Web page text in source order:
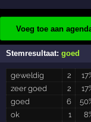
Voeg toe aan
Stemresultaat:goed
geweldig 2
zeer goed
2
goed
6
ok
1